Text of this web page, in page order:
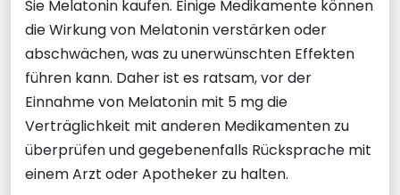
Sie Melatonin kaufen. Einige Medikamente können
die Wirkung von Melatonin verstärken oder
abschwächen, was zu unerwünschten Effekten
führen kann. Daher ist es ratsam, vor der
Einnahme von Melatonin mit 5 mg die
Verträglichkeit mit anderen Medikamenten zu
überprüfen und gegebenenfalls Rücksprache mit
einem Arzt oder Apotheker zu halten.